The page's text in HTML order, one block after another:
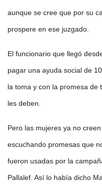
aunque se cree que por su
prospere en ese juzgado.
El funcionario que llegó
pagar una ayuda social de
la toma y con la promesa de
les deben.
Pero las mujeres ya no
escuchando promesas que
fueron usadas por la
Pallalef. Así lo había dicho